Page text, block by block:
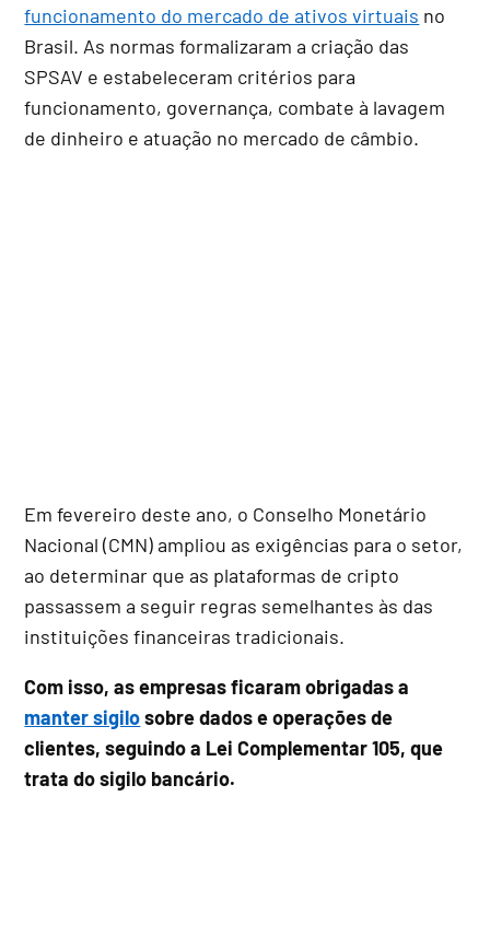
funcionamento do mercado de ativos virtuais no
Brasil. As normas formalizaram a criação das
SPSAV e estabeleceram critérios para
funcionamento, governança, combate à lavagem
de dinheiro e atuação no mercado de câmbio.
Em fevereiro deste ano, o Conselho Monetário
Nacional (CMN) ampliou as exigências para o setor,
ao determinar que as plataformas de cripto
passassem a seguir regras semelhantes às das
instituições financeiras tradicionais.
Com isso, as empresas ficaram obrigadas a
manter sigilosobre dados e operações de
clientes, seguindo a Lei Complementar 105, que
trata do sigilo bancário.